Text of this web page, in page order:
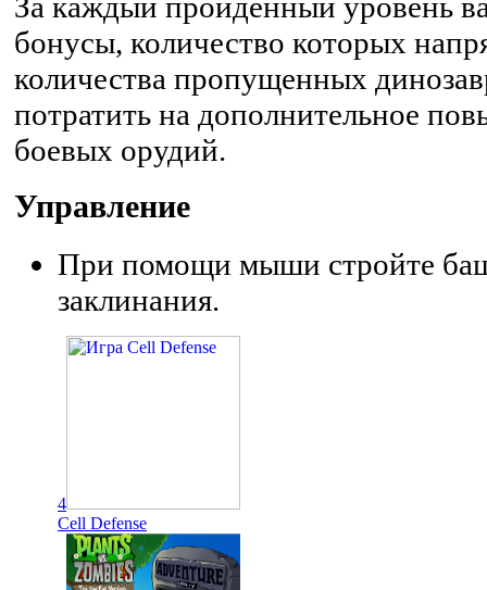
бонусы, количество которых
количества пропущенных
потратить на дополнительное
боевых орудий.
Управление
При помощи мыши стройте
заклинания.
4
Cell Defense